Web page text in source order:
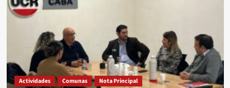
Actividades Comunas Nota Principal